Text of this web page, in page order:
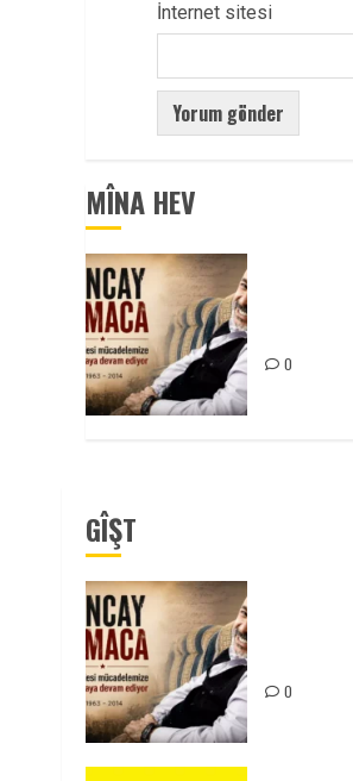
İnternet sitesi
MÎNA HEV
0
GÎŞT
0